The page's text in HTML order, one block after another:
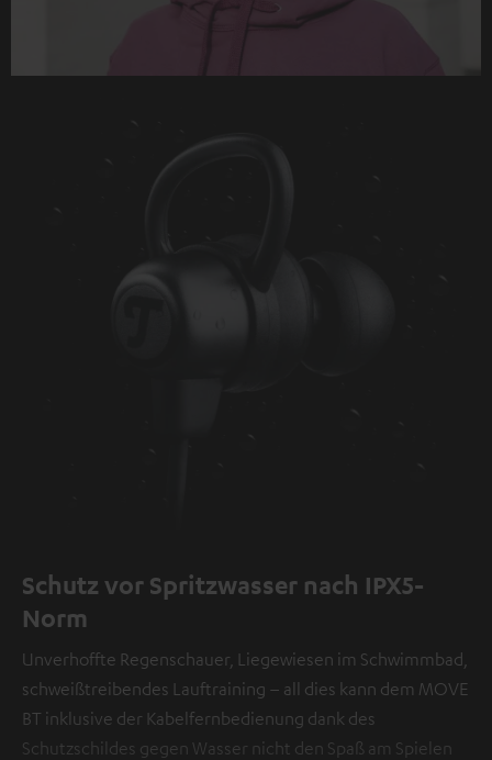
Schutz vor Spritzwasser nach IPX5-
Norm
Unverhoffte Regenschauer, Liegewiesen im Schwimmbad,
schweißtreibendes Lauftraining – all dies kann dem MOVE
BT inklusive der Kabelfernbedienung dank des
Schutzschildes gegen Wasser nicht den Spaß am Spielen